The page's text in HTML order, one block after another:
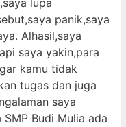
lupa
panik,saya
Alhasil,saya
saya yakin,para
kamu tidak
tugas dan juga
saya
Budi Mulia ada